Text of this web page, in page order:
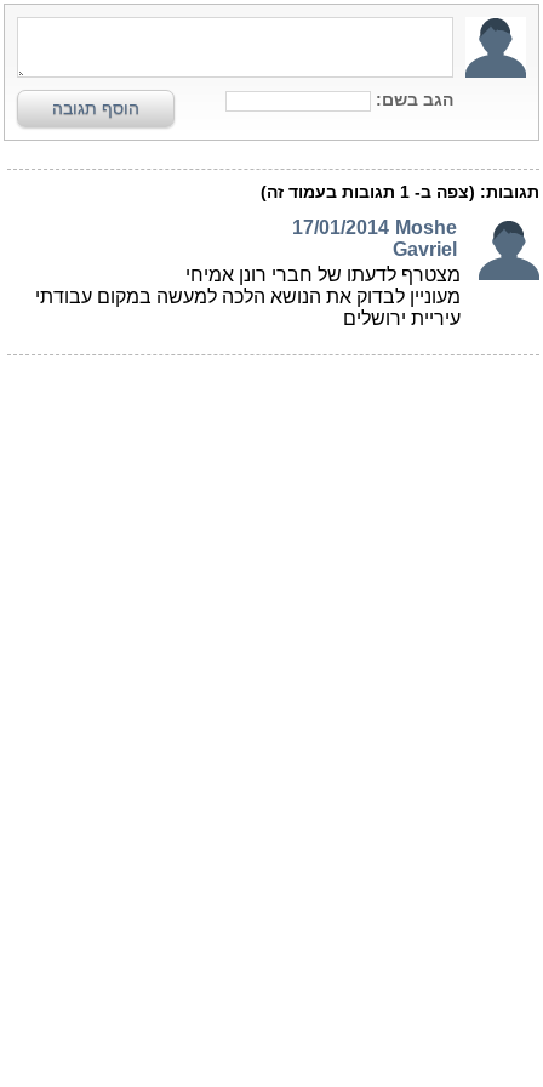
הגב בשם: הוסף תגובה
תגובות: (צפה ב- 1 תגובות בעמוד זה)
Moshe
Gavriel
17/01/2014
מצטרף לדעתו של חברי רונן אמיחי
מעוניין לבדוק את הנושא הלכה למעשה במקום עבודתי
עיריית ירושלים